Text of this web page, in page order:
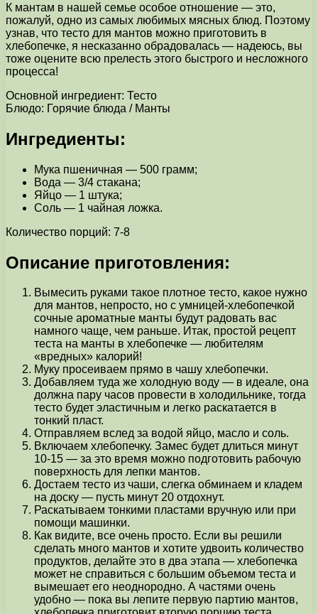
К мантам в нашей семье особое отношение — это,
пожалуй, одно из самых любимых мясных блюд. Поэтому
узнав, что тесто для мантов можно приготовить в
хлебопечке, я несказанно обрадовалась — надеюсь, вы
тоже оцените всю прелесть этого быстрого и несложного
процесса!
Основной ингредиент: Тесто
Блюдо: Горячие блюда / Манты
Ингредиенты:
Мука пшеничная — 500 грамм;
Вода — 3/4 стакана;
Яйцо — 1 штука;
Соль — 1 чайная ложка.
Количество порций: 7-8
Описание приготовления:
Вымесить руками такое плотное тесто, какое нужно
для мантов, непросто, но с умницей-хлебопечкой
сочные ароматные манты будут радовать вас
намного чаще, чем раньше. Итак, простой рецепт
теста на манты в хлебопечке — любителям
«вредных» калорий!
Муку просеиваем прямо в чашу хлебопечки.
Добавляем туда же холодную воду — в идеале, она
должна пару часов провести в холодильнике, тогда
тесто будет эластичным и легко раскатается в
тонкий пласт.
Отправляем вслед за водой яйцо, масло и соль.
Включаем хлебопечку. Замес будет длиться минут
10-15 — за это время можно подготовить рабочую
поверхность для лепки мантов.
Достаем тесто из чаши, слегка обминаем и кладем
на доску — пусть минут 20 отдохнут.
Раскатываем тонкими пластами вручную или при
помощи машинки.
Как видите, все очень просто. Если вы решили
сделать много мантов и хотите удвоить количество
продуктов, делайте это в два этапа — хлебопечка
может не справиться с большим объемом теста и
вымешает его неоднородно. А частями очень
удобно — пока вы лепите первую партию мантов,